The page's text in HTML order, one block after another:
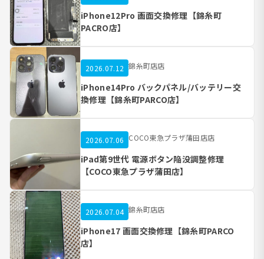
iPhone12Pro 画面交換修理【錦糸町
PACRO店】
2026.07.12 錦糸町店店
iPhone14Pro バックパネル/バッテリー交
換修理【錦糸町PARCO店】
2026.07.06 COCO東急プラザ蒲田店店
iPad第9世代 電源ボタン陥没調整修理
【COCO東急プラザ蒲田店】
2026.07.04 錦糸町店店
iPhone17 画面交換修理【錦糸町PARCO
店】